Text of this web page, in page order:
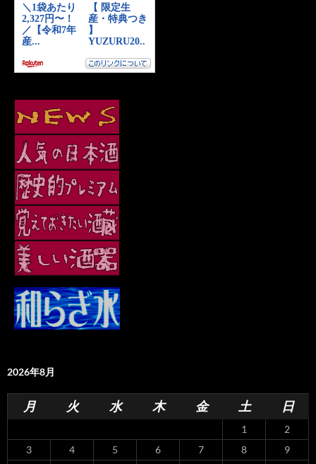
2026年8月
月 火 水 木 金 土 日
1
2
3
4 5 6 7 8
9